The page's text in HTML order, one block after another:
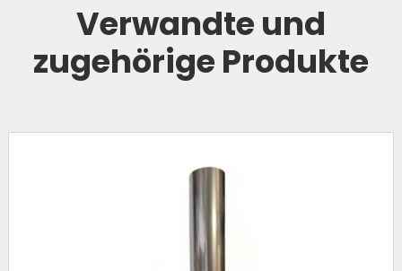
Verwandte und
zugehörige Produkte